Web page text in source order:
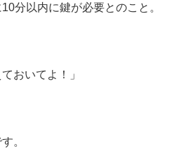
分以内に鍵が必要とのこと。
おいてよ！」
。